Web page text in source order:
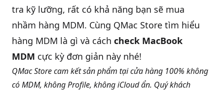
tra kỹ lưỡng, rất có khả năng bạn sẽ mua
nhầm hàng MDM. Cùng QMac Store tìm hiểu
hàng MDM là gì và cách check MacBook
MDM cực kỳ đơn giản này nhé!
QMac Store cam kết sản phẩm tại cửa hàng 100% không
có MDM, không Profile, không iCloud ẩn. Quý khách